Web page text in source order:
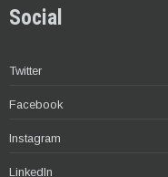
Social
Twitter
Facebook
Instagram
LinkedIn